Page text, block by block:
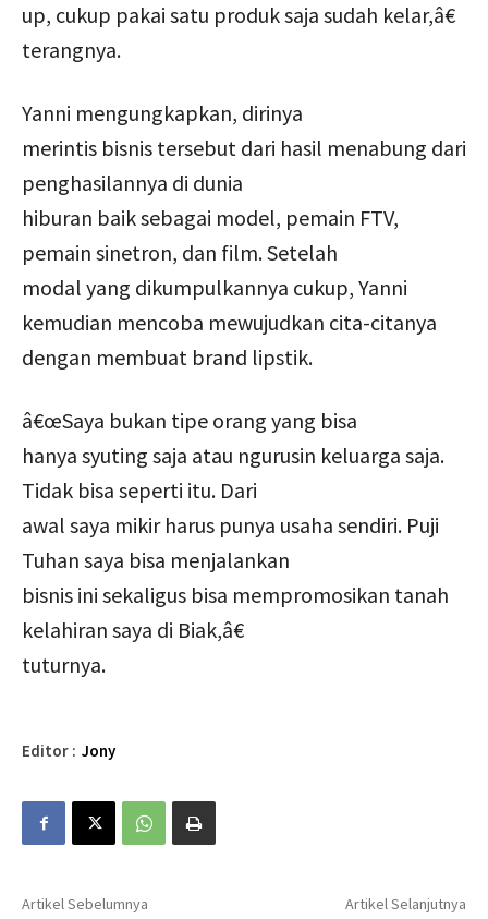
up, cukup pakai satu produk saja sudah kelar,â€
terangnya.
Yanni mengungkapkan, dirinya
merintis bisnis tersebut dari hasil menabung dari
penghasilannya di dunia
hiburan baik sebagai model, pemain FTV,
pemain sinetron, dan film. Setelah
modal yang dikumpulkannya cukup, Yanni
kemudian mencoba mewujudkan cita-citanya
dengan membuat brand lipstik.
â€œSaya bukan tipe orang yang bisa
hanya syuting saja atau ngurusin keluarga saja.
Tidak bisa seperti itu. Dari
awal saya mikir harus punya usaha sendiri. Puji
Tuhan saya bisa menjalankan
bisnis ini sekaligus bisa mempromosikan tanah
kelahiran saya di Biak,â€
tuturnya.
Editor : Jony
Artikel Sebelumnya Artikel Selanjutnya